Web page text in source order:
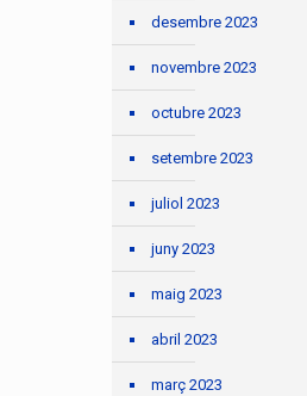
desembre 2023
novembre 2023
octubre 2023
setembre 2023
juliol 2023
juny 2023
maig 2023
abril 2023
març 2023